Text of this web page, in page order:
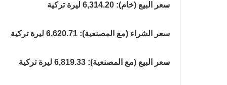
سعر البيع (خام): 6,314.20 ليرة تركية
سعر الشراء (مع المصنعية): 6,620.71 ليرة تركية
سعر البيع (مع المصنعية): 6,819.33 ليرة تركية